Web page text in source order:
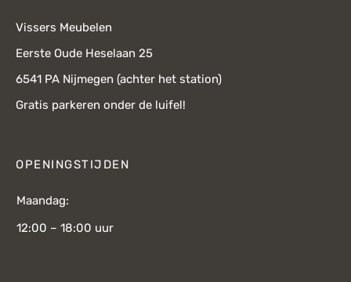
Vissers Meubelen
Eerste Oude Heselaan 25
6541 PA Nijmegen (achter het station)
Gratis parkeren onder de luifel!
OPENINGSTIJDEN
Maandag:
12:00 – 18:00 uur